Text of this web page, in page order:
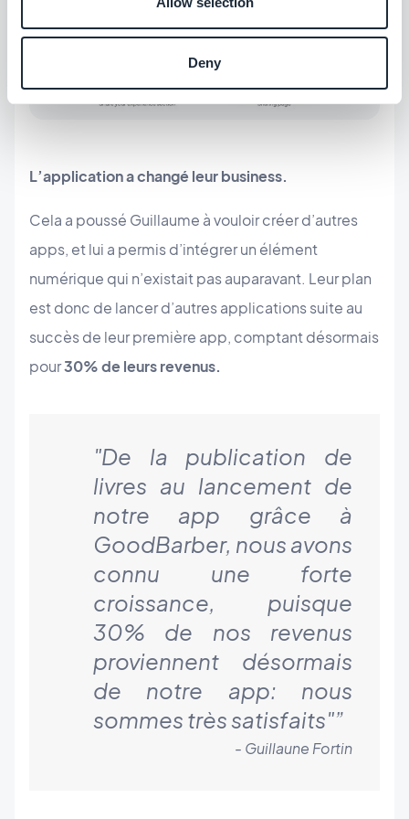
Deny
L’application a changé leur business.
Cela a poussé Guillaume à vouloir créer d’autres
apps, et lui a permis d’intégrer un élément
numérique qui n’existait pas auparavant. Leur plan
est donc de lancer d’autres applications suite au
succès de leur première app, comptant désormais
pour30% de leurs revenus.
"De la publication de
livres au lancement de
notre app grâce à
GoodBarber, nous avons
connu une forte
croissance, puisque
30% de nos revenus
proviennent désormais
de notre app: nous
sommes très satisfaits"”
- Guillaune Fortin